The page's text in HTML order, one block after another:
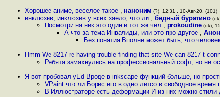
Хорошее аниме, веселое такое , наноним (?), 12:31 , 10-Авг-20, (101)
инклюзив, инклюзив у всех заело, что ли , бедный буратино
Посмотри на ник это один и тот же чел , prokoudine (ok),
А что за тема Инвалиды, или это про другое ,
Без понятия Вполне может быть, что
Hmm We 8217 re having trouble finding that site We can 8217 t
Ребята замахнулись на профессиональный софт, но не
Я вот пробовал yEd Вроде в inkscape функций больше, но
VPaint что ли Борис его в одно литсо в свободное время
В Иллюстраторе есть деформации И из них можно стили